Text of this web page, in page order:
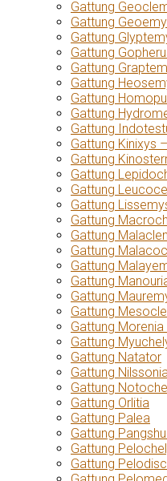
Gattung
Gattung
Gattung
Gattung
Gattung
Gattung
Gattung
Gattung
Gattung
Gattung Kinixys
Gattung
Gattung
Gattung
Gattung
Gattung
Gattung
Gattung
Gattung
Gattung
Gattung
Gattung
Gattung
Gattung
Gattung Natator
Gattung
Gattung
Gattung Orlitia
Gattung Palea
Gattung
Gattung
Gattung